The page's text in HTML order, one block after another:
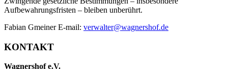
Aufbewahrungsfristen – bleiben unberührt.
Fabian Gmeiner E-mail: verwalter@wagnershof.de
KONTAKT
Wagnershof e.V.